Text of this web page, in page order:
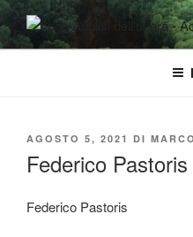
Salta
al
contenutoADO ANALISI
Osservare le opere d'arte per
PUBBLICATO
AGOSTO 5, 2021 DI
Federico
Federico Pastoris